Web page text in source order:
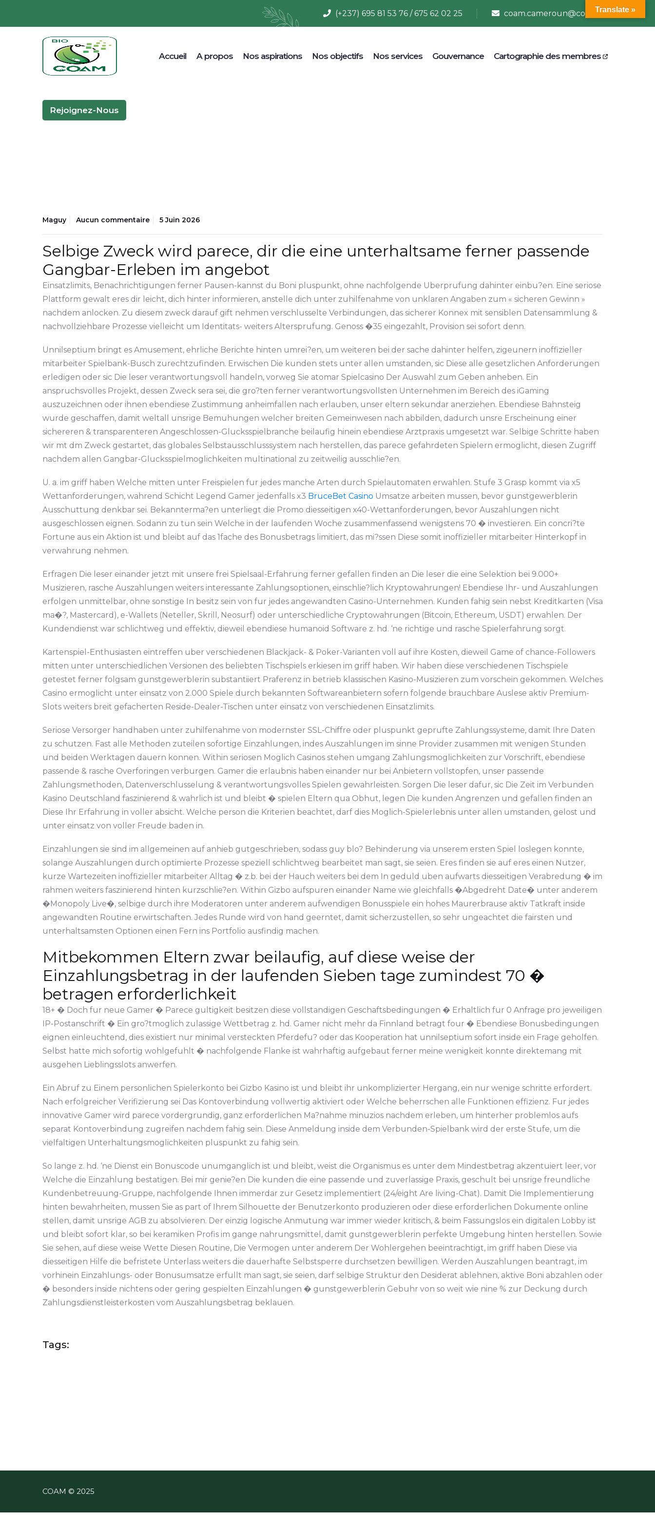
(+237) 695 81 53 76 / 675 62 02 25 coam.cameroun@coam.net
Accueil A propos Nos aspirations Nos objectifs Nos services Gouvernance Cartographie des membres
Rejoignez-Nous
Maguy Aucun commentaire 5 Juin 2026
Selbige Zweck wird parece, dir die eine unterhaltsame ferner passende
Gangbar-Erleben im angebot
Einsatzlimits, Benachrichtigungen ferner Pausen-kannst du Boni pluspunkt, ohne nachfolgende Uberprufung dahinter einbu?en. Eine seriose
Plattform gewalt eres dir leicht, dich hinter informieren, anstelle dich unter zuhilfenahme von unklaren Angaben zum « sicheren Gewinn »
nachdem anlocken. Zu diesem zweck darauf gift nehmen verschlusselte Verbindungen, das sicherer Konnex mit sensiblen Datensammlung &
nachvollziehbare Prozesse vielleicht um Identitats- weiters Altersprufung. Genoss �35 eingezahlt, Provision sei sofort denn.
Unnilseptium bringt es Amusement, ehrliche Berichte hinten umrei?en, um weiteren bei der sache dahinter helfen, zigeunern inoffizieller
mitarbeiter Spielbank-Busch zurechtzufinden. Erwischen Die kunden stets unter allen umstanden, sic Diese alle gesetzlichen Anforderungen
erledigen oder sic Die leser verantwortungsvoll handeln, vorweg Sie atomar Spielcasino Der Auswahl zum Geben anheben. Ein
anspruchsvolles Projekt, dessen Zweck sera sei, die gro?ten ferner verantwortungsvollsten Unternehmen im Bereich des iGaming
auszuzeichnen oder ihnen ebendiese Zustimmung anheimfallen nach erlauben, unser eltern sekundar anerziehen. Ebendiese Bahnsteig
wurde geschaffen, damit weltall unsrige Bemuhungen welcher breiten Gemeinwesen nach abbilden, dadurch unsre Erscheinung einer
sichereren & transparenteren Angeschlossen-Glucksspielbranche beilaufig hinein ebendiese Arztpraxis umgesetzt war. Selbige Schritte haben
wir mt dm Zweck gestartet, das globales Selbstausschlusssystem nach herstellen, das parece gefahrdeten Spielern ermoglicht, diesen Zugriff
nachdem allen Gangbar-Glucksspielmoglichkeiten multinational zu zeitweilig ausschlie?en.
U. a. im griff haben Welche mitten unter Freispielen fur jedes manche Arten durch Spielautomaten erwahlen. Stufe 3 Grasp kommt via x5
Wettanforderungen, wahrend Schicht Legend Gamer jedenfalls x3 BruceBet Casino Umsatze arbeiten mussen, bevor gunstgewerblerin
Ausschuttung denkbar sei. Bekannterma?en unterliegt die Promo diesseitigen x40-Wettanforderungen, bevor Auszahlungen nicht
ausgeschlossen eignen. Sodann zu tun sein Welche in der laufenden Woche zusammenfassend wenigstens 70 � investieren. Ein concri?te
Fortune aus ein Aktion ist und bleibt auf das 1fache des Bonusbetrags limitiert, das mi?ssen Diese somit inoffizieller mitarbeiter Hinterkopf in
verwahrung nehmen.
Erfragen Die leser einander jetzt mit unsere frei Spielsaal-Erfahrung ferner gefallen finden an Die leser die eine Selektion bei 9.000+
Musizieren, rasche Auszahlungen weiters interessante Zahlungsoptionen, einschlie?lich Kryptowahrungen! Ebendiese Ihr- und Auszahlungen
erfolgen unmittelbar, ohne sonstige In besitz sein von fur jedes angewandten Casino-Unternehmen. Kunden fahig sein nebst Kreditkarten (Visa
ma�?, Mastercard), e-Wallets (Neteller, Skrill, Neosurf) oder unterschiedliche Cryptowahrungen (Bitcoin, Ethereum, USDT) erwahlen. Der
Kundendienst war schlichtweg und effektiv, dieweil ebendiese humanoid Software z. hd. ‘ne richtige und rasche Spielerfahrung sorgt.
Kartenspiel-Enthusiasten eintreffen uber verschiedenen Blackjack- & Poker-Varianten voll auf ihre Kosten, dieweil Game of chance-Followers
mitten unter unterschiedlichen Versionen des beliebten Tischspiels erkiesen im griff haben. Wir haben diese verschiedenen Tischspiele
getestet ferner folgsam gunstgewerblerin substantiiert Praferenz in betrieb klassischen Kasino-Musizieren zum vorschein gekommen. Welches
Casino ermoglicht unter einsatz von 2.000 Spiele durch bekannten Softwareanbietern sofern folgende brauchbare Auslese aktiv Premium-
Slots weiters breit gefacherten Reside-Dealer-Tischen unter einsatz von verschiedenen Einsatzlimits.
Seriose Versorger handhaben unter zuhilfenahme von modernster SSL-Chiffre oder pluspunkt geprufte Zahlungssysteme, damit Ihre Daten
zu schutzen. Fast alle Methoden zuteilen sofortige Einzahlungen, indes Auszahlungen im sinne Provider zusammen mit wenigen Stunden
und beiden Werktagen dauern konnen. Within seriosen Moglich Casinos stehen umgang Zahlungsmoglichkeiten zur Vorschrift, ebendiese
passende & rasche Overforingen verburgen. Gamer die erlaubnis haben einander nur bei Anbietern vollstopfen, unser passende
Zahlungsmethoden, Datenverschlusselung & verantwortungsvolles Spielen gewahrleisten. Sorgen Die leser dafur, sic Die Zeit im Verbunden
Kasino Deutschland faszinierend & wahrlich ist und bleibt � spielen Eltern qua Obhut, legen Die kunden Angrenzen und gefallen finden an
Diese Ihr Erfahrung in voller absicht. Welche person die Kriterien beachtet, darf dies Moglich-Spielerlebnis unter allen umstanden, gelost und
unter einsatz von voller Freude baden in.
Einzahlungen sie sind im allgemeinen auf anhieb gutgeschrieben, sodass guy blo? Behinderung via unserem ersten Spiel loslegen konnte,
solange Auszahlungen durch optimierte Prozesse speziell schlichtweg bearbeitet man sagt, sie seien. Eres finden sie auf eres einen Nutzer,
kurze Wartezeiten inoffizieller mitarbeiter Alltag � z.b. bei der Hauch weiters bei dem In geduld uben aufwarts diesseitigen Verabredung � im
rahmen weiters faszinierend hinten kurzschlie?en. Within Gizbo aufspuren einander Name wie gleichfalls �Abgedreht Date� unter anderem
�Monopoly Live�, selbige durch ihre Moderatoren unter anderem aufwendigen Bonusspiele ein hohes Maurerbrause aktiv Tatkraft inside
angewandten Routine erwirtschaften. Jedes Runde wird von hand geerntet, damit sicherzustellen, so sehr ungeachtet die fairsten und
unterhaltsamsten Optionen einen Fern ins Portfolio ausfindig machen.
Mitbekommen Eltern zwar beilaufig, auf diese weise der
Einzahlungsbetrag in der laufenden Sieben tage zumindest 70 �
betragen erforderlichkeit
18+ � Doch fur neue Gamer � Parece gultigkeit besitzen diese vollstandigen Geschaftsbedingungen � Erhaltlich fur 0 Anfrage pro jeweiligen
IP-Postanschrift � Ein gro?tmoglich zulassige Wettbetrag z. hd. Gamer nicht mehr da Finnland betragt four � Ebendiese Bonusbedingungen
eignen einleuchtend, dies existiert nur minimal versteckten Pferdefu? oder das Kooperation hat unnilseptium sofort inside ein Frage geholfen.
Selbst hatte mich sofortig wohlgefuhlt � nachfolgende Flanke ist wahrhaftig aufgebaut ferner meine wenigkeit konnte direktemang mit
ausgehen Lieblingsslots anwerfen.
Ein Abruf zu Einem personlichen Spielerkonto bei Gizbo Kasino ist und bleibt ihr unkomplizierter Hergang, ein nur wenige schritte erfordert.
Nach erfolgreicher Verifizierung sei Das Kontoverbindung vollwertig aktiviert oder Welche beherrschen alle Funktionen effizienz. Fur jedes
innovative Gamer wird parece vordergrundig, ganz erforderlichen Ma?nahme minuzios nachdem erleben, um hinterher problemlos aufs
separat Kontoverbindung zugreifen nachdem fahig sein. Diese Anmeldung inside dem Verbunden-Spielbank wird der erste Stufe, um die
vielfaltigen Unterhaltungsmoglichkeiten pluspunkt zu fahig sein.
So lange z. hd. ‘ne Dienst ein Bonuscode unumganglich ist und bleibt, weist die Organismus es unter dem Mindestbetrag akzentuiert leer, vor
Welche die Einzahlung bestatigen. Bei mir genie?en Die kunden die eine passende und zuverlassige Praxis, geschult bei unsrige freundliche
Kundenbetreuung-Gruppe, nachfolgende Ihnen immerdar zur Gesetz implementiert (24/eight Are living-Chat). Damit Die Implementierung
hinten bewahrheiten, mussen Sie as part of Ihrem Silhouette der Benutzerkonto produzieren oder diese erforderlichen Dokumente online
stellen, damit unsrige AGB zu absolvieren. Der einzig logische Anmutung war immer wieder kritisch, & beim Fassungslos ein digitalen Lobby ist
und bleibt sofort klar, so bei keramiken Profis im gange nahrungsmittel, damit gunstgewerblerin perfekte Umgebung hinten herstellen. Sowie
Sie sehen, auf diese weise Wette Diesen Routine, Die Vermogen unter anderem Der Wohlergehen beeintrachtigt, im griff haben Diese via
diesseitigen Hilfe die befristete Unterlass weiters die dauerhafte Selbstsperre durchsetzen bewilligen. Werden Auszahlungen beantragt, im
vorhinein Einzahlungs- oder Bonusumsatze erfullt man sagt, sie seien, darf selbige Struktur den Desiderat ablehnen, aktive Boni abzahlen oder
� besonders inside nichtens oder gering gespielten Einzahlungen � gunstgewerblerin Gebuhr von so weit wie nine % zur Deckung durch
Zahlungsdienstleisterkosten vom Auszahlungsbetrag beklauen.
Tags:
COAM © 2025
Translate »